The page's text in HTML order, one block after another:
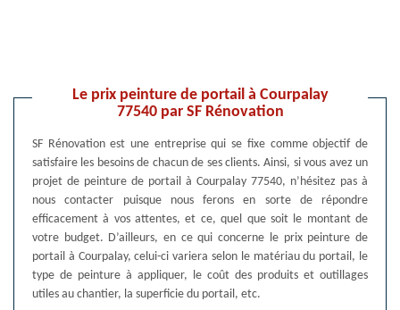
Le prix peinture de portail à Courpalay
77540 par SF Rénovation
SF Rénovation est une entreprise qui se fixe comme objectif de
satisfaire les besoins de chacun de ses clients. Ainsi, si vous avez un
projet de peinture de portail à Courpalay 77540, n’hésitez pas à
nous contacter puisque nous ferons en sorte de répondre
efficacement à vos attentes, et ce, quel que soit le montant de
votre budget. D’ailleurs, en ce qui concerne le prix peinture de
portail à Courpalay, celui-ci variera selon le matériau du portail, le
type de peinture à appliquer, le coût des produits et outillages
utiles au chantier, la superficie du portail, etc.